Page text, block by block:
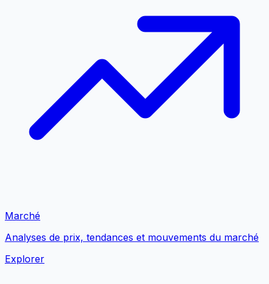
Marché
Analyses de prix, tendances et mouvements du marché
Explorer